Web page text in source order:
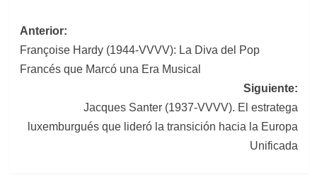
Navegación
de
entradas
Anterior:
Françoise Hardy (1944-VVVV): La Diva del Pop
Francés que Marcó una Era Musical
Siguiente:
Jacques Santer (1937-VVVV). El estratega
luxemburgués que lideró la transición hacia la Europa
Unificada